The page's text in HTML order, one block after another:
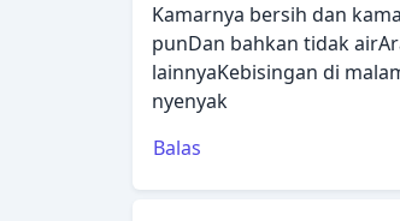
Kamarnya bersih dan
punDan bahkan tidak
lainnyaKebisingan di
nyenyak
Balas